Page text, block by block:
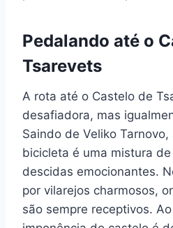
Pedalando até o
Tsarevets
A rota até o Castelo de
desafiadora, mas
Saindo de Veliko
bicicleta é uma mistura
descidas emocionantes.
por vilarejos charmosos,
são sempre receptivos.